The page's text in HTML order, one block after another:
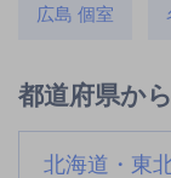
広島 個室
都道府県か
北海道・東